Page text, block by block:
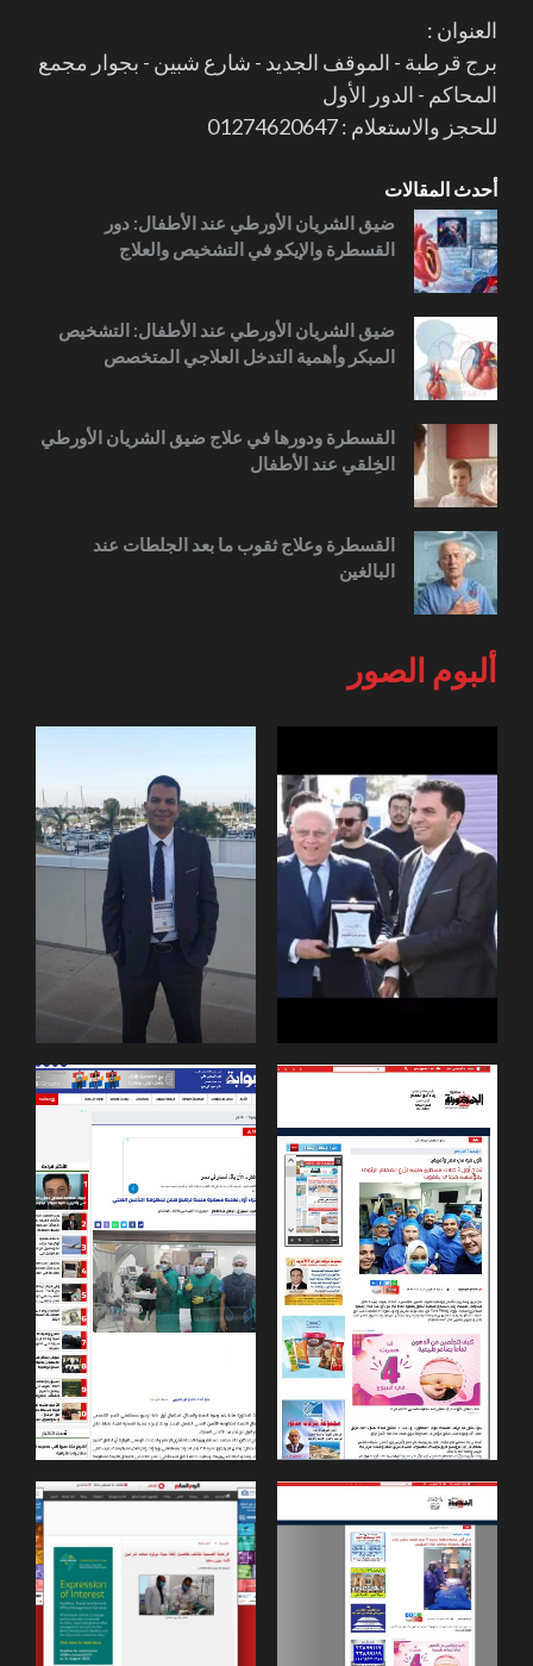
العنوان :
برج قرطبة - الموقف الجديد - شارع شبين - بجوار مجمع
المحاكم - الدور الأول
للحجز والاستعلام : 01274620647
أحدث المقالات
ضيق الشريان الأورطي عند الأطفال: دور
القسطرة والإيكو في التشخيص والعلاج
ضيق الشريان الأورطي عند الأطفال: التشخيص
المبكر وأهمية التدخل العلاجي المتخصص
القسطرة ودورها في علاج ضيق الشريان الأورطي
الخِلقي عند الأطفال
القسطرة وعلاج ثقوب ما بعد الجلطات عند
البالغين
ألبوم الصور